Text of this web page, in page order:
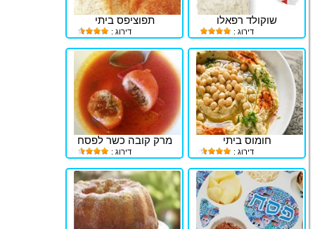
שוקולד רפאלו
דירוג :
תפוציפס ביתי
דירוג :
חומוס ביתי
דירוג :
מרק קובה כשר לפסח
דירוג :